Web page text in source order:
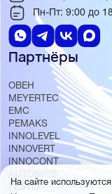
Партнёры
ОВЕН
MEYERTEC
EMC
PEMAKS
INNOLEVEL
INNOVERT
INNOCONT
AUTONICS
FESTO
Пн-Пт: 9:00 до
На сайте